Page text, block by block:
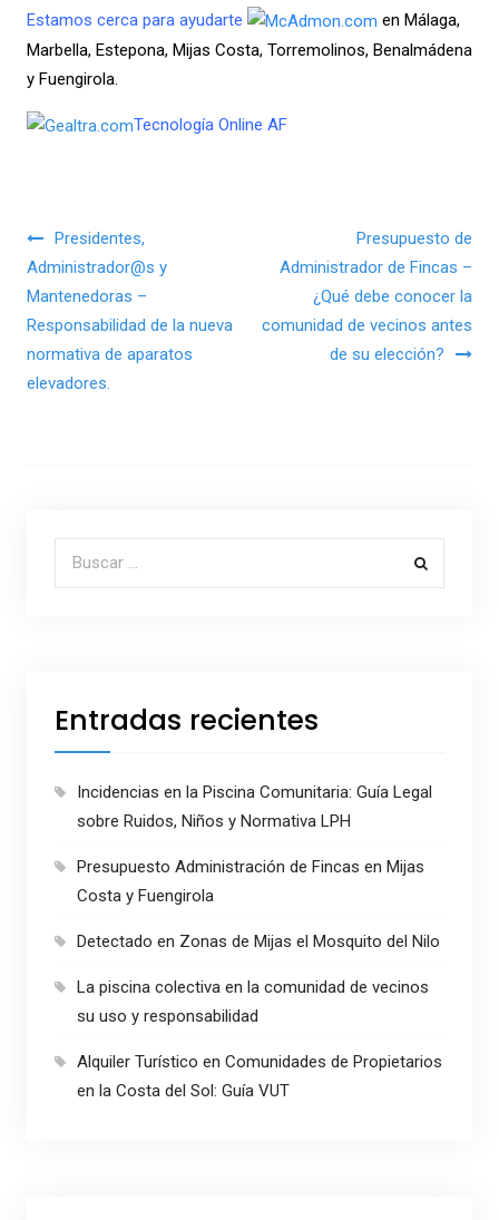
Estamos cerca para ayudarte
en Málaga,
Marbella, Estepona, Mijas Costa, Torremolinos, Benalmádena
y Fuengirola.
Tecnología Online AF
Navegación de entradas
Presidentes,
Administrador@s y
Mantenedoras –
Responsabilidad de la nueva
normativa de aparatos
elevadores.
Presupuesto de
Administrador de Fincas –
¿Qué debe conocer la
comunidad de vecinos antes
de su elección?
Buscar por:
Entradas recientes
Incidencias en la Piscina Comunitaria: Guía Legal
sobre Ruidos, Niños y Normativa LPH
Presupuesto Administración de Fincas en Mijas
Costa y Fuengirola
Detectado en Zonas de Mijas el Mosquito del Nilo
La piscina colectiva en la comunidad de vecinos
su uso y responsabilidad
Alquiler Turístico en Comunidades de Propietarios
en la Costa del Sol: Guía VUT